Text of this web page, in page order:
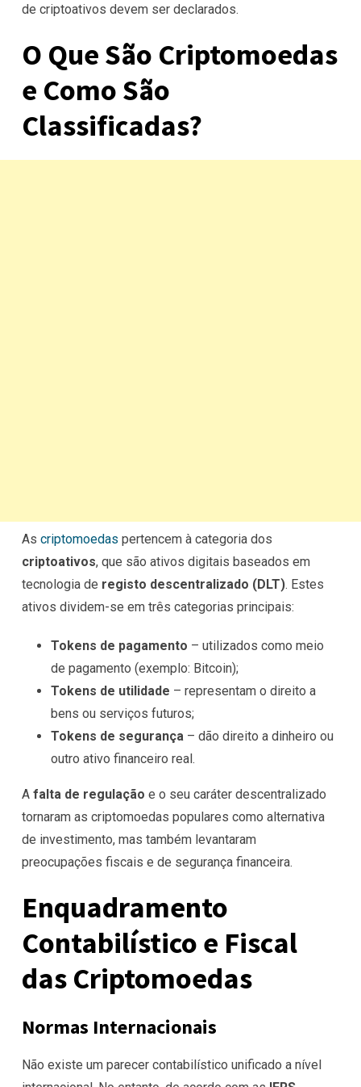
de criptoativos devem ser declarados.
O Que São Criptomoedas
e Como São
Classificadas?
As criptomoedas pertencem à categoria dos
criptoativos, que são ativos digitais baseados em
tecnologia de registo descentralizado (DLT). Estes
ativos dividem-se em três categorias principais:
Tokens de pagamento – utilizados como meio
de pagamento (exemplo: Bitcoin);
Tokens de utilidade – representam o direito a
bens ou serviços futuros;
Tokens de segurança – dão direito a dinheiro ou
outro ativo financeiro real.
A falta de regulação e o seu caráter descentralizado
tornaram as criptomoedas populares como alternativa
de investimento, mas também levantaram
preocupações fiscais e de segurança financeira.
Enquadramento
Contabilístico e Fiscal
das Criptomoedas
Normas Internacionais
Não existe um parecer contabilístico unificado a nível